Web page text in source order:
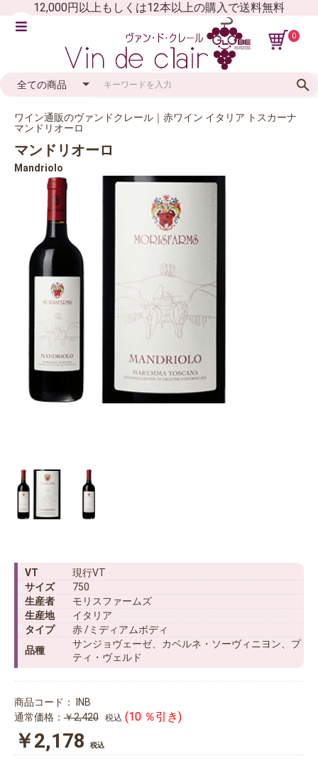
12,000円以上もしくは12本以上の購入で送料無料
0
ワイン通販のヴァンドクレール｜赤ワイン イタリア トスカーナ
マンドリオーロ
マンドリオーロ
Mandriolo
VT
現行VT
サイズ
750
生産者
モリスファームズ
生産地
イタリア
タイプ
赤 /ミディアムボディ
品種
サンジョヴェーゼ、カベルネ・ソーヴィニヨン、プ
ティ・ヴェルド
商品コード：
INB
通常価格： ￥2,420 税込 (10 ％引き)
￥2,178 税込